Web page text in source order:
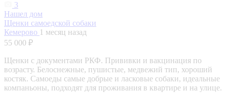
3
Нашел дом
Щенки самоедской собаки
Кемерово 1 месяц назад
55 000 ₽
Щенки с документами РКФ. Прививки и вакцинация по
возрасту. Белоснежные, пушистые, медвежий тип, хороший
костяк. Самоеды самые добрые и ласковые собаки, идеальные
компаньоны, подходят для проживания в квартире и на улице.